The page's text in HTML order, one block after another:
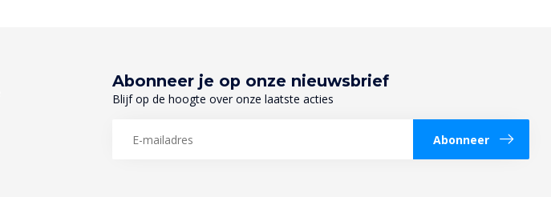
Abonneer je op onze nieuwsbrief
Blijf op de hoogte over onze laatste acties
Abonneer